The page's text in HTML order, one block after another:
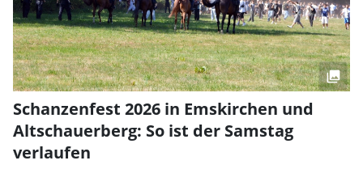
Schanzenfest 2026 in Emskirchen und
Altschauerberg: So ist der Samstag
verlaufen